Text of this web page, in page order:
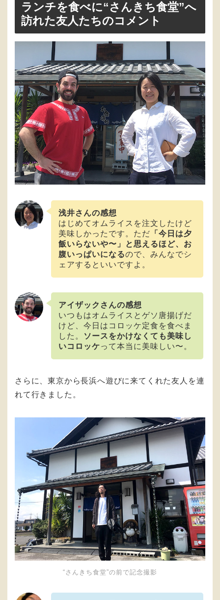
ランチを食べに“さんきち食堂”へ
訪れた友人たちのコメント
浅井さんの感想
はじめてオムライスを注文したけど
美味しかったです。ただ 「今日は夕
飯いらないや〜」と思えるほど、お
腹いっぱいになるので、みんなでシ
ェアするといいですよ。
アイザックさんの感想
いつもはオムライスとゲソ唐揚げだ
けど、今日はコロッケ定食を食べま
した。
ソースをかけなくても美味し
いコロッケって本当に美味しい〜。
さらに、東京から長浜へ遊びに来てくれた友人を連
れて行きました。
“さんきち食堂”の前で記念撮影